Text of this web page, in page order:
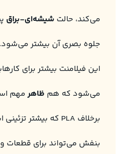
می‌کند، حالت شیشه‌ای-براق
جلوه بصری آن بیشتر می‌شود.
این فیلامنت بیشتر برای
می‌شود که هم ظاهرمهم
بنفش می‌تواند برای قطعات